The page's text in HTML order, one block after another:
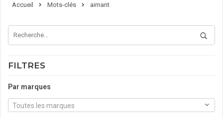
Accueil Mots-clés aimant
FILTRES
Par marques
Toutes les marques